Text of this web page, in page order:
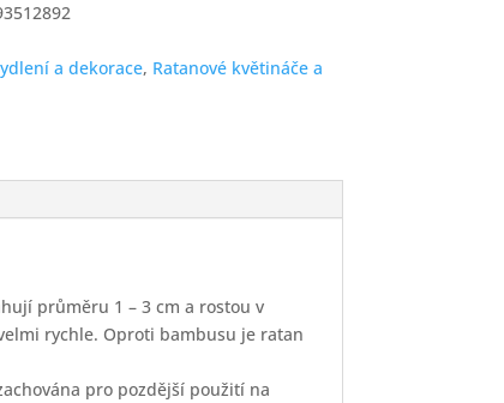
a dekorace, Ratanové květináče a
průměru 1 – 3 cm a rostou v
rychle. Oproti bambusu je ratan
pro pozdější použití na